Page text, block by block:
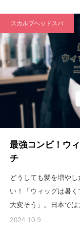
スカルプヘッドスパ
最強コンビ！ウ
チ
どうしても髪を増や
い！「ウィッグは暑
大変そう」。日本で
2024.10.9